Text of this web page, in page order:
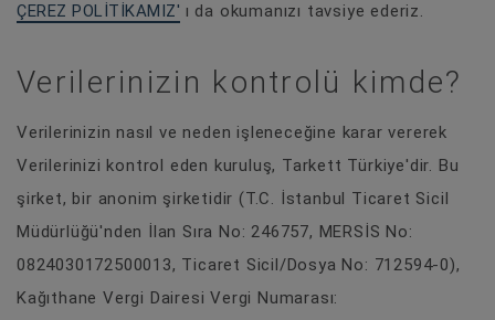
ÇEREZ POLITIKAMIZ' ı da okumanızı tavsiye ederiz.
Verilerinizin kontrolü kimde?
Verilerinizin nasıl ve neden işleneceğine karar vererek
Verilerinizi kontrol eden kuruluş, Tarkett Türkiye'dir. Bu
şirket, bir anonim şirketidir (T.C. İstanbul Ticaret Sicil
Müdürlüğü'nden İlan Sıra No: 246757, MERSİS No:
0824030172500013, Ticaret Sicil/Dosya No: 712594-0),
Kağıthane Vergi Dairesi Vergi Numarası: